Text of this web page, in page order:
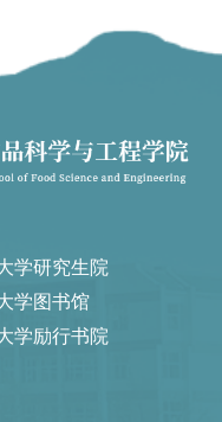
学研究生院
学图书馆
学励行书院